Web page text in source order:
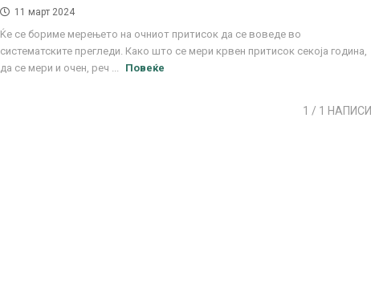
11 март 2024
Ќе се бориме мерењето на очниот притисок да се воведе во
систематските прегледи. Како што се мери крвен притисок секоја година,
да се мери и очен, реч ...
Повеќе
1 / 1 НАПИСИ